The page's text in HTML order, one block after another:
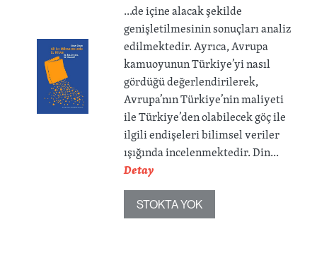
...de içine alacak şekilde
genişletilmesinin sonuçları analiz
edilmektedir. Ayrıca, Avrupa
kamuoyunun Türkiye’yi nasıl
gördüğü değerlendirilerek,
Avrupa’nın Türkiye’nin maliyeti
ile Türkiye’den olabilecek göç ile
ilgili endişeleri bilimsel veriler
ışığında incelenmektedir. Din...
Detay
STOKTA YOK